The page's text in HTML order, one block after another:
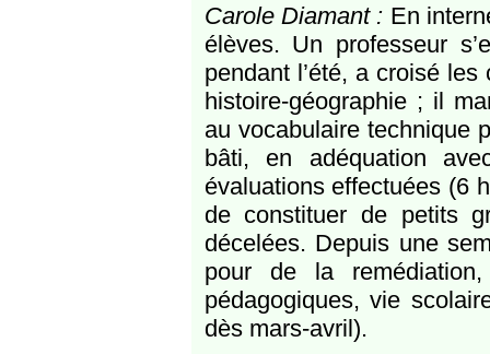
Carole Diamant : En
élèves. Un professeur
pendant l’été, a croisé
histoire-géographie ; il
au vocabulaire technique
bâti, en adéquation
évaluations effectuées (6
de constituer de petits
décelées. Depuis une
pour de la
pédagogiques, vie
dès mars-avril).